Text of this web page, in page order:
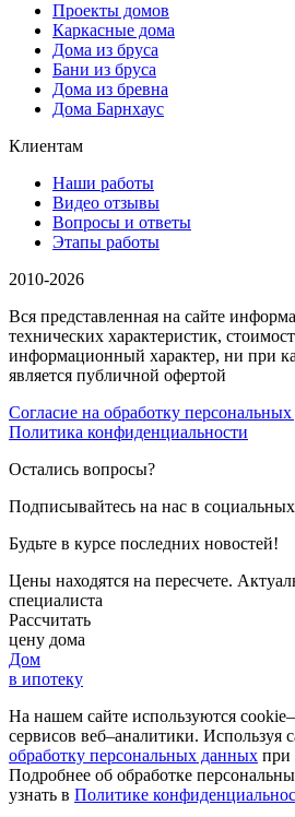
Проекты домов
Каркасные дома
Дома из бруса
Бани из бруса
Дома из бревна
Дома Барнхаус
Клиентам
Наши работы
Видео отзывы
Вопросы и ответы
Этапы работы
2010-2026
Вся представленная на сайте
технических характеристик,
информационный характер, ни при
является публичной офертой
Согласие на обработку
Политика конфиденциальности
Остались вопросы?
Подписывайтесь на нас в социальных
Будьте в курсе последних новостей!
Цены находятся на пересчете.
специалиста
Рассчитать
цену дома
Дом
в ипотеку
На нашем сайте используются
сервисов веб–аналитики. Используя
обработку персональных данных при
Подробнее об обработке
узнать в Политике